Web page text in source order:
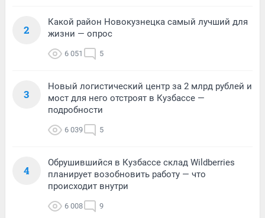
2
Какой район Новокузнецка самый лучший для
жизни — опрос
6 051 5
3
Новый логистический центр за 2 млрд рублей и
мост для него отстроят в Кузбассе —
подробности
6 039 5
4
Обрушившийся в Кузбассе склад Wildberries
планирует возобновить работу — что
происходит внутри
6 008 9